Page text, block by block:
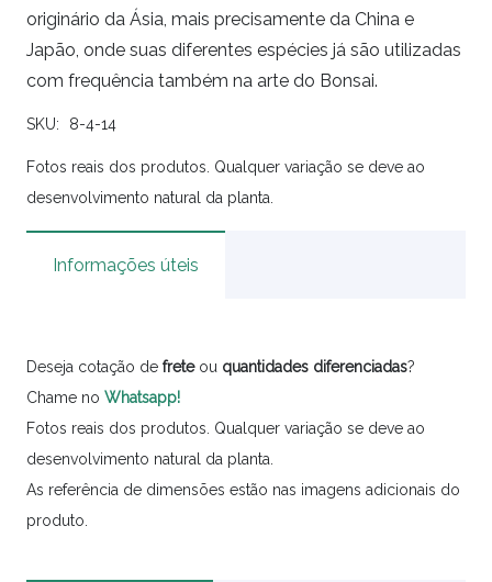
originário da Ásia, mais precisamente da China e
Japão, onde suas diferentes espécies já são utilizadas
com frequência também na arte do Bonsai.
SKU: 8-4-14
Fotos reais dos produtos. Qualquer variação se deve ao
desenvolvimento natural da planta.
Informações úteis
Deseja cotação de freteou quantidades diferenciadas?
Chame no Whatsapp!
Fotos reais dos produtos. Qualquer variação se deve ao
desenvolvimento natural da planta.
As referência de dimensões estão nas imagens adicionais do
produto.